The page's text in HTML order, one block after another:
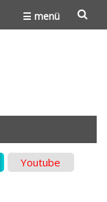
☰ menü
Youtube